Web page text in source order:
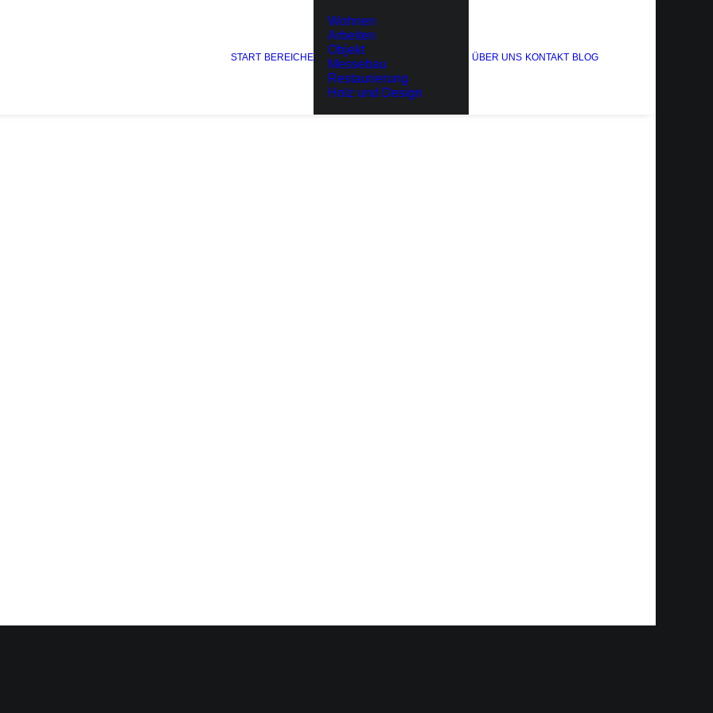
START BEREICHE
Wohnen
Arbeiten
Objekt
Messebau
Restaurierung
Holz und Design
ÜBER UNS KONTAKT BLOG